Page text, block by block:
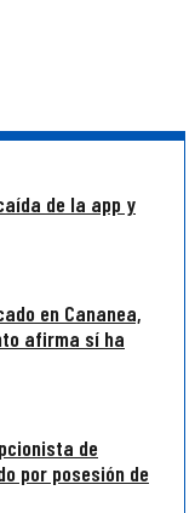
de la app y
en Cananea,
afirma sí ha
de
por posesión de